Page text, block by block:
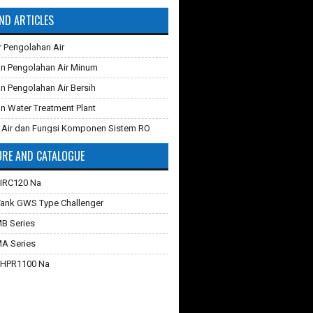
ARTICLES
Pengolahan Air
Pengolahan Air Minum
Pengolahan Air Bersih
Water Treatment Plant
dan Fungsi Komponen Sistem RO
Karbon Aktif
Karet Membran Pressure Tank
Osmosis dan Cara Kerjanya
Zat Besi Pada Air
Membran Pada Pengolahan Air
AND CATALOGUE
Na
GWS Type Challenger
Series
Series
Na